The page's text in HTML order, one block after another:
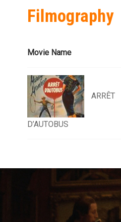
Filmography
Movie Name
ARRÊT
D’AUTOBUS